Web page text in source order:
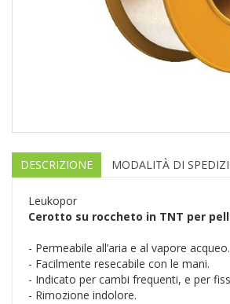
DESCRIZIONE MODALITÀ DI
Leukopor
Cerotto su roccheto in TNT per
- Permeabile all’aria e al vapore acqueo.
- Facilmente resecabile con le mani.
- Indicato per cambi frequenti, e per
- Rimozione indolore.